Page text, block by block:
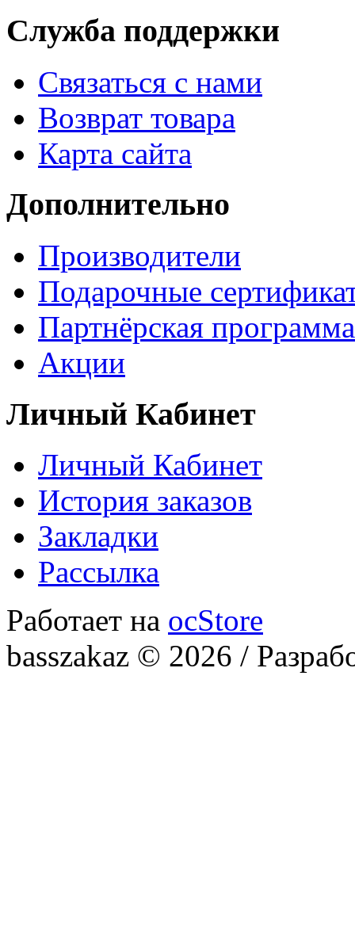
Служба поддержки
Связаться с нами
Возврат товара
Карта сайта
Дополнительно
Производители
Подарочные
Партнёрская программа
Акции
Личный Кабинет
Личный Кабинет
История заказов
Закладки
Рассылка
Работает на ocStore
basszakaz © 2026 /